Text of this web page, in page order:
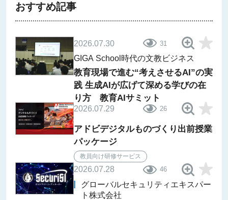
おすすめ記事
2026.07.30 31
GIGA School時代の文教ビジネス
教育現場で進む“考えさせるAI”の実
践 生成AIが広げて深める学びの在
り方 教育AIサミット
2026.07.29 26
教員向け研修サービス
アドビデジタルものづくり出前授業
パッケージ
2026.07.28 46
グローバルセキュリティエキスパー
ト株式会社